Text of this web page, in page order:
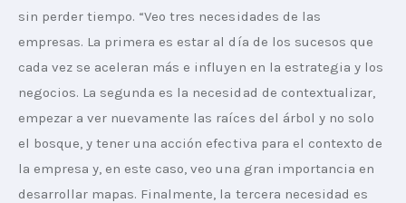
sin perder tiempo. “Veo tres necesidades de las
empresas. La primera es estar al día de los sucesos que
cada vez se aceleran más e influyen en la estrategia y los
negocios. La segunda es la necesidad de contextualizar,
empezar a ver nuevamente las raíces del árbol y no solo
el bosque, y tener una acción efectiva para el contexto de
la empresa y, en este caso, veo una gran importancia en
desarrollar mapas. Finalmente, la tercera necesidad es